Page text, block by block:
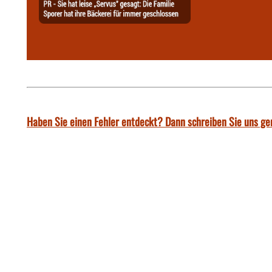
Haben Sie einen Fehler entdeckt? Dann schreiben Sie uns